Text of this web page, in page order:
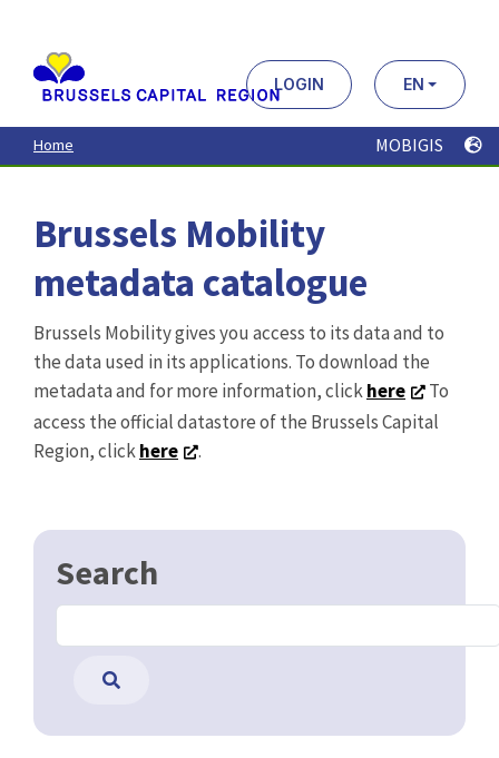
contenu
principal
LOGIN EN
Home MOBIGIS
Brussels Mobility
metadata catalogue
Brussels Mobility gives you access to its data and to
the data used in its applications. To download the
metadata and for more information, clickhere
To
access the official datastore of the Brussels Capital
Region, clickhere .
Search